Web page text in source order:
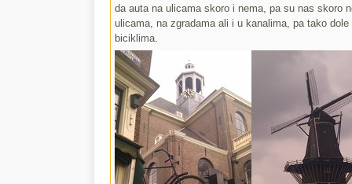
da auta na ulicama skoro i nema, pa su nas skoro
ulicama, na zgradama ali i u kanalima, pa tako
biciklima.